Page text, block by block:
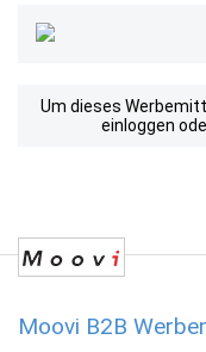
Um dieses
einloggen
Moovi B2B